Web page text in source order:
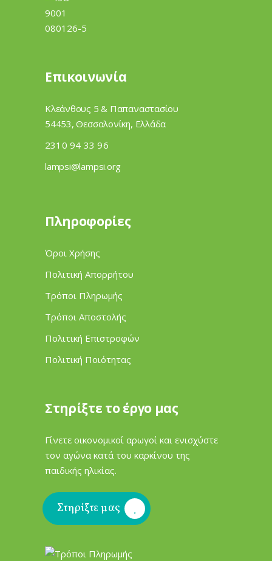
Επικοινωνία
Κλεάνθους 5 & Παπαναστασίου
54453, Θεσσαλονίκη, Ελλάδα
2310 94 33 96
lampsi@lampsi.org
Πληροφορίες
Όροι Χρήσης
Πολιτική Απορρήτου
Τρόποι Πληρωμής
Τρόποι Αποστολής
Πολιτική Επιστροφών
Πολιτική Ποιότητας
Στηρίξτε το έργο μας
Γίνετε οικονομικοί αρωγοί και ενισχύστε
τον αγώνα κατά του καρκίνου της
παιδικής ηλικίας.
Στηρίξτε μας